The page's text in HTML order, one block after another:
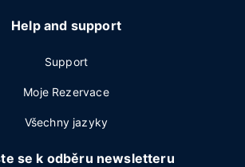
Help and support
Support
Moje Rezervace
Všechny jazyky
se k odběru newsletteru